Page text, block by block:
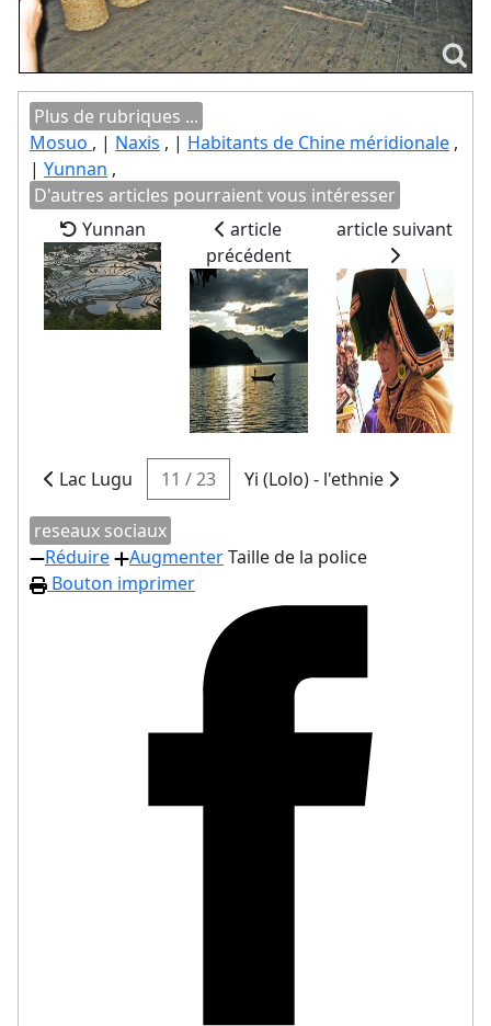
Plus de rubriques ...
Mosuo , | Naxis , | Habitants de Chine méridionale ,
| Yunnan ,
D'autres articles pourraient vous intéresser
Yunnan
article
précédent
article suivant
Lac Lugu 11 / 23 Yi (Lolo) - l'ethnie
reseaux sociaux
Réduire
AugmenterTaille de la police
Bouton imprimer